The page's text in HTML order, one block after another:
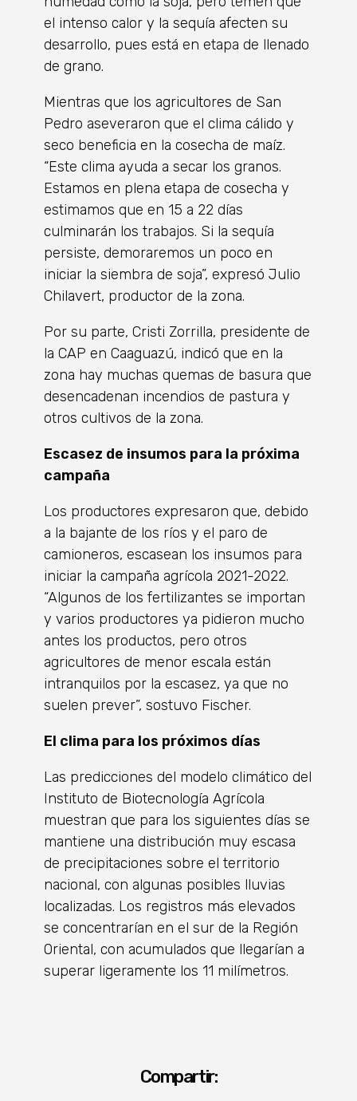
el intenso calor y la sequía afecten su
desarrollo, pues está en etapa de llenado
de grano.
Mientras que los agricultores de San
Pedro aseveraron que el clima cálido y
seco beneficia en la cosecha de maíz.
“Este clima ayuda a secar los granos.
Estamos en plena etapa de cosecha y
estimamos que en 15 a 22 días
culminarán los trabajos. Si la sequía
persiste, demoraremos un poco en
iniciar la siembra de soja”, expresó Julio
Chilavert, productor de la zona.
Por su parte, Cristi Zorrilla, presidente de
la CAP en Caaguazú, indicó que en la
zona hay muchas quemas de basura que
desencadenan incendios de pastura y
otros cultivos de la zona.
Escasez de insumos para la próxima
campaña
Los productores expresaron que, debido
a la bajante de los ríos y el paro de
camioneros, escasean los insumos para
iniciar la campaña agrícola 2021-2022.
“Algunos de los fertilizantes se importan
y varios productores ya pidieron mucho
antes los productos, pero otros
agricultores de menor escala están
intranquilos por la escasez, ya que no
suelen prever”, sostuvo Fischer.
El clima para los próximos días
Las predicciones del modelo climático del
Instituto de Biotecnología Agrícola
muestran que para los siguientes días se
mantiene una distribución muy escasa
de precipitaciones sobre el territorio
nacional, con algunas posibles lluvias
localizadas. Los registros más elevados
se concentrarían en el sur de la Región
Oriental, con acumulados que llegarían a
superar ligeramente los 11 milímetros.
Compartir: